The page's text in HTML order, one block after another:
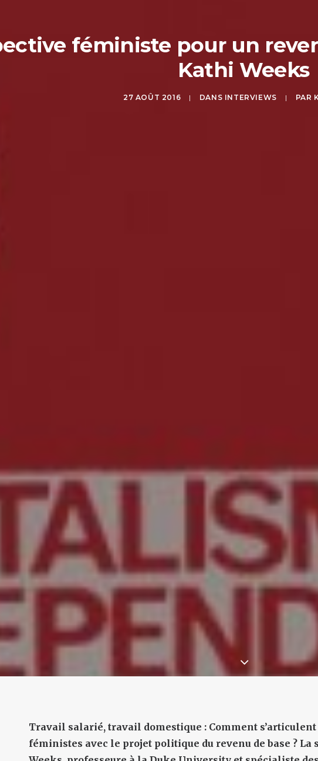
féministe pour un
Kathi Weeks
27 AOÛT 2016 | DANS INTERVIEWS | PAR
Travail salarié, travail domestique : Comment s’articulent
féministes avec le projet politique du revenu de base ?